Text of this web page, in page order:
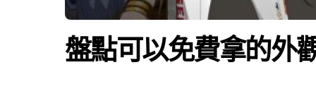
盤點可以免費拿的外